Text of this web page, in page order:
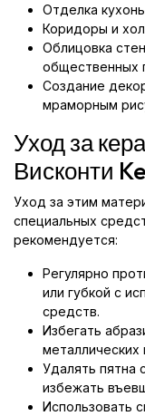
Отделка
Коридоры и
Облицовка
общественных
Создание
мраморным
Уход за
Висконти
Уход за этим
специальных
рекомендуется:
Регулярно
или губкой с
средств.
Избегать
Удалять пятна
избежать
Использовать